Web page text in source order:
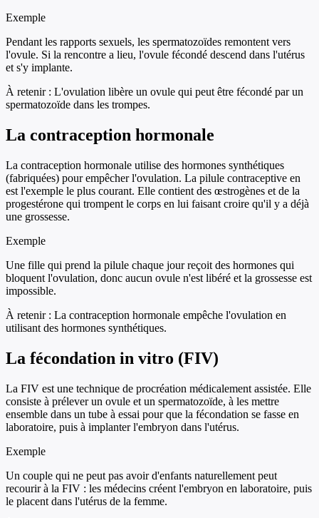
Exemple
Pendant les rapports sexuels, les spermatozoïdes remontent vers
l'ovule. Si la rencontre a lieu, l'ovule fécondé descend dans l'utérus
et s'y implante.
À retenir : L'ovulation libère un ovule qui peut être fécondé par un
spermatozoïde dans les trompes.
La contraception hormonale
La contraception hormonale utilise des hormones synthétiques
(fabriquées) pour empêcher l'ovulation. La pilule contraceptive en
est l'exemple le plus courant. Elle contient des œstrogènes et de la
progestérone qui trompent le corps en lui faisant croire qu'il y a déjà
une grossesse.
Exemple
Une fille qui prend la pilule chaque jour reçoit des hormones qui
bloquent l'ovulation, donc aucun ovule n'est libéré et la grossesse est
impossible.
À retenir : La contraception hormonale empêche l'ovulation en
utilisant des hormones synthétiques.
La fécondation in vitro (FIV)
La FIV est une technique de procréation médicalement assistée. Elle
consiste à prélever un ovule et un spermatozoïde, à les mettre
ensemble dans un tube à essai pour que la fécondation se fasse en
laboratoire, puis à implanter l'embryon dans l'utérus.
Exemple
Un couple qui ne peut pas avoir d'enfants naturellement peut
recourir à la FIV : les médecins créent l'embryon en laboratoire, puis
le placent dans l'utérus de la femme.